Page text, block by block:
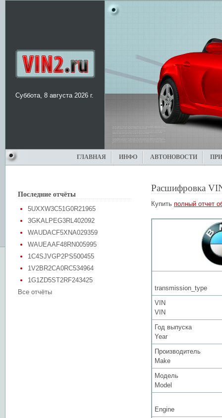
Суббота, 8 августа 2026 г.
ГЛАВНАЯ ИНФО АВТОНОВОСТИ
Последние отчёты
5UXXW3C51G0R21965
3GKALPEG3RL402092
WAUDACF5XNA029359
WAUEAAF48RN005995
1C4SJVGP2PS500455
1V2BR2CA0RC534964
1G1ZD5ST2RF243425
Все отчёты
Расшифровка
Купить полный отчет
transmission_type
VIN
VIN
Год выпуска
Year
Производитель
Make
Модель
Model
Engine